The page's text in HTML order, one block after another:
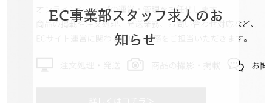
EC事業部スタッフ求人のお
知らせ